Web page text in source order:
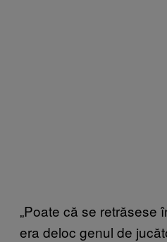
„Poate că se retrăsese
era deloc genul de